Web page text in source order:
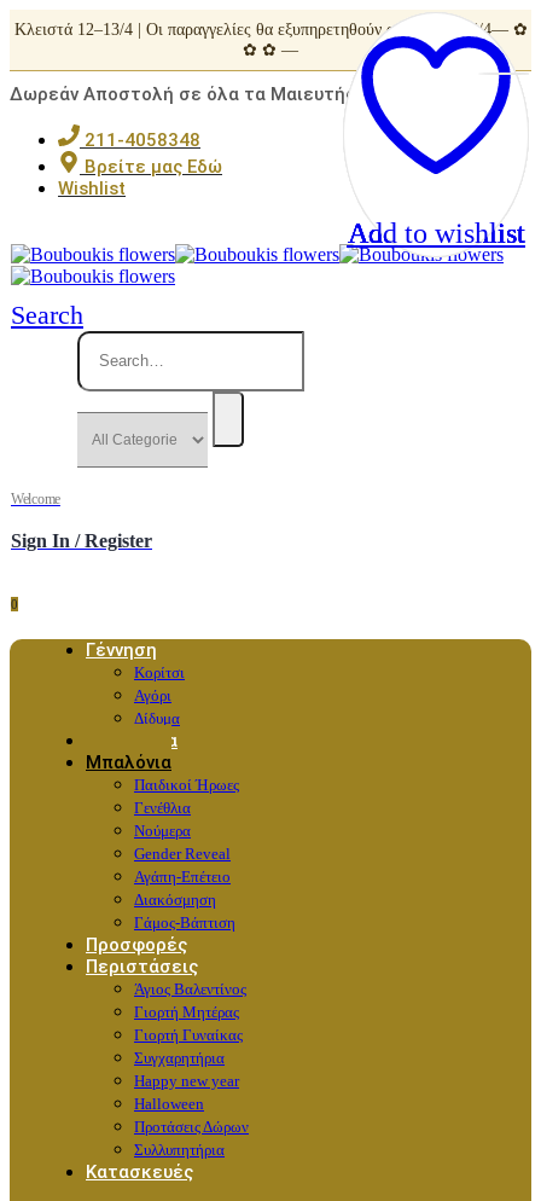
Κλειστά 12–13/4 | Οι παραγγελίες θα εξυπηρετηθούν από Τρίτη 14/4— ✿
✿ ✿ —
Δωρεάν Αποστολή σε όλα τα Μαιευτήρια της Αττικής
211-4058348
Βρείτε μας Εδώ
Wishlist
Search
Welcome
Sign In / Register
0
Γέννηση
Κορίτσι
Αγόρι
Δίδυμα
Λουλούδια
Μπαλόνια
Παιδικοί Ήρωες
Γενέθλια
Νούμερα
Gender Reveal
Αγάπη-Επέτειο
Διακόσμηση
Γάμος-Βάπτιση
Προσφορές
Περιστάσεις
Άγιος Βαλεντίνος
Γιορτή Μητέρας
Γιορτή Γυναίκας
Συγχαρητήρια
Happy new year
Halloween
Προτάσεις Δώρων
Συλλυπητήρια
Κατασκευές
Add to wishlist
Add to wishlist
Add to wishlist
Add to wishlist
Add to wishlist